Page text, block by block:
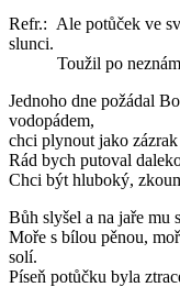
Refr.: Ale potůček ve
slunci.
Toužil po
Jednoho dne požádal
vodopádem,
chci plynout jako
Rád bych putoval
Chci být hluboký,
Bůh slyšel a na jaře mu
Moře s bílou pěnou,
solí.
Píseň potůčku byla